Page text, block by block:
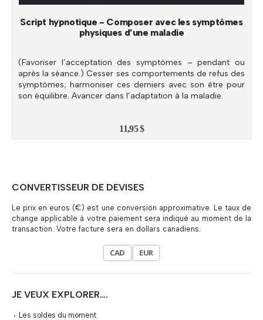
Script hypnotique - Composer avec les symptômes
physiques d’une maladie
(Favoriser l’acceptation des symptômes – pendant ou
après la séance.) Cesser ses comportements de refus des
symptômes; harmoniser ces derniers avec son être pour
son équilibre. Avancer dans l’adaptation à la maladie.
11,95$
CONVERTISSEUR DE DEVISES
Le prix en euros (€) est une conversion approximative. Le taux de
change applicable à votre paiement sera indiqué au moment de la
transaction. Votre facture sera en dollars canadiens.
CAD EUR
JE VEUX EXPLORER….
Les soldes du moment